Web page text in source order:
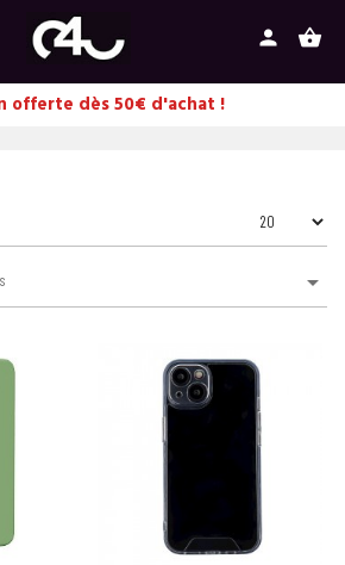
shopping_basket
person
offerte dès 50€ d'achat !
